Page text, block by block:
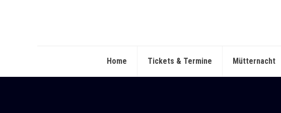
Home Tickets & Termine Mütternacht